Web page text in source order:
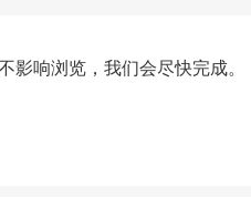
影响浏览，我们会尽快完成。